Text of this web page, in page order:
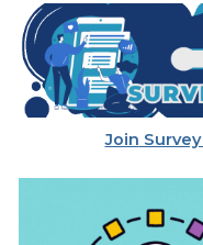
Join Survey